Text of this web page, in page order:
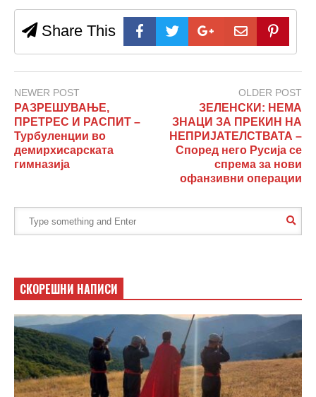
Share This
NEWER POST
РАЗРЕШУВАЊЕ,
ПРЕТРЕС И РАСПИТ –
Турбуленции во
демирхисарската
гимназија
OLDER POST
ЗЕЛЕНСКИ: НЕМА
ЗНАЦИ ЗА ПРЕКИН НА
НЕПРИЈАТЕЛСТВАТА –
Според него Русија се
спрема за нови
офанзивни операции
СКОРЕШНИ НАПИСИ